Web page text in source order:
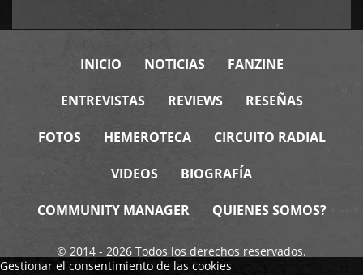
INICIO NOTICIAS FANZINE
ENTREVISTAS REVIEWS RESEÑAS
FOTOS HEMEROTECA CIRCUITO RADIAL
VIDEOS BIOGRAFÍA
COMMUNITY MANAGER QUIENES SOMOS?
© 2014 - 2026 Todos los derechos reservados.
Gestionar el consentimiento de las cookies